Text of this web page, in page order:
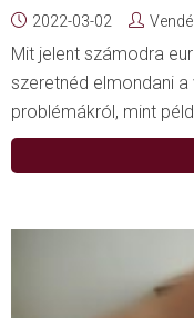
2022-03-02
Mit jelent számodra
szeretnéd elmondani
problémákról, mint